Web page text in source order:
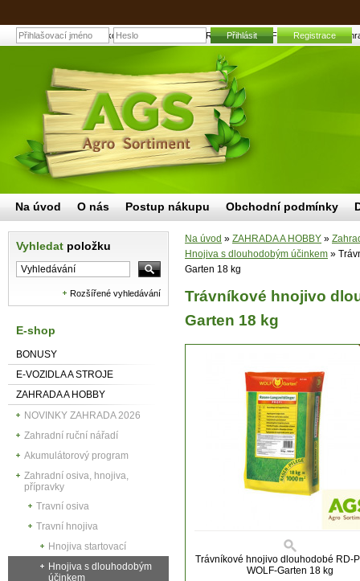
Trávníkové hnojivo dlouhodobé RD-P 1000 WOLF-Garten 18 kg |
Přihlásit Registrace
Vyhledat položku
Rozšířené vyhledávání
E-shop
BONUSY
E-VOZIDLA A STROJE
ZAHRADA A HOBBY
NOVINKY ZAHRADA 2026
Zahradní ruční nářadí
Akumulátorový program
Zahradní osiva, hnojiva,
přípravky
Travní osiva
Travní hnojiva
Hnojiva startovací
Hnojiva s dlouhodobým
účinkem
Na úvod » ZAHRADA A HOBBY »
Hnojiva s dlouhodobým účinkem »
Garten 18 kg
Trávníkové hnojivo
Garten 18 kg
Trávníkové hnojivo dlouhodobé RD-
WOLF-Garten 18 kg
Na úvod O nás Postup nákupu Obchodní podmínky